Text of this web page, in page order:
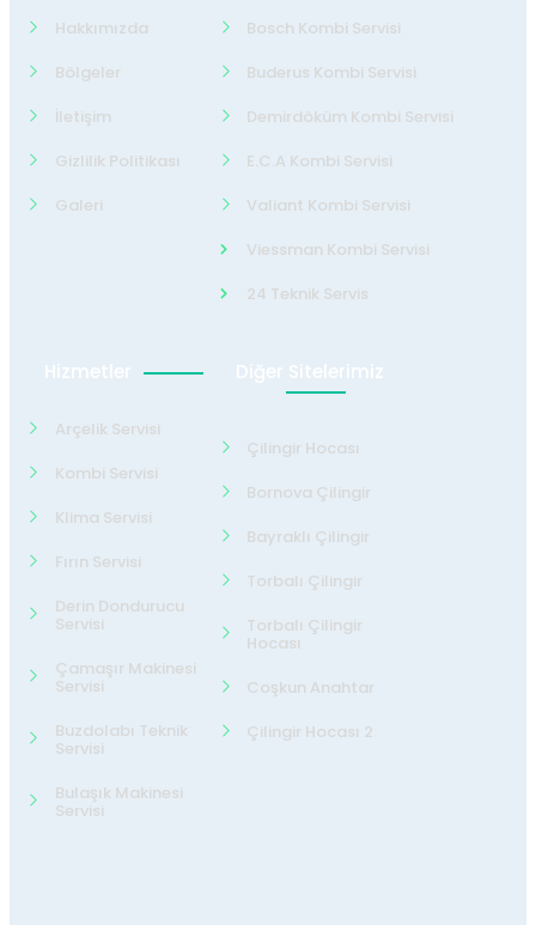
Hakkımızda
Bölgeler
İletişim
Gizlilik Politikası
Galeri
Bosch Kombi Servisi
Buderus Kombi Servisi
Demirdöküm Kombi Servisi
E.C.A Kombi Servisi
Valiant Kombi Servisi
Viessman Kombi Servisi
24 Teknik Servis
Hizmetler
Arçelik Servisi
Kombi Servisi
Klima Servisi
Fırın Servisi
Derin Dondurucu
Servisi
Çamaşır Makinesi
Servisi
Buzdolabı Teknik
Servisi
Bulaşık Makinesi
Servisi
Diğer Sitelerimiz
Çilingir Hocası
Bornova Çilingir
Bayraklı Çilingir
Torbalı Çilingir
Torbalı Çilingir
Hocası
Coşkun Anahtar
Çilingir Hocası 2